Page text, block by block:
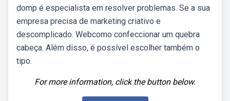
domp é especialista em resolver problemas. Se a sua
empresa precisa de marketing criativo e
descomplicado. Webcomo confeccionar um quebra
cabeça. Além disso, é possível escolher também o
tipo.
For more information, click the button below.